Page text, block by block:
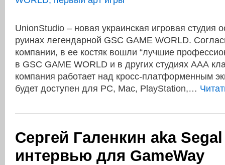
UnionStudio – новая украинская игровая студия
руинах легендарной GSC GAME WORLD.
компании, в ее костяк вошли “лучшие
в GSC GAME WORLD и в других студиях ААА
компания работает над кросс-платформенным
будет доступен для PC, Mac, PlayStation,…
Cергей Галенкин aka
интервью для GameWay